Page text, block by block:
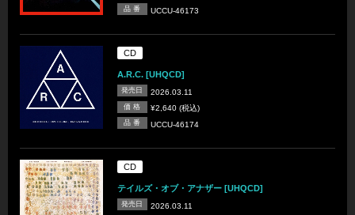
品 番 UCCU-46173
CD
A.R.C. [UHQCD]
発売日 2026.03.11
価 格 ¥2,640 (税込)
品 番 UCCU-46174
CD
テイルズ・オブ・アナザー [UHQCD]
発売日 2026.03.11